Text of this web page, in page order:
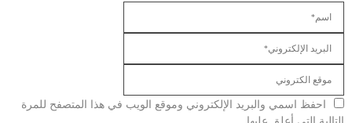
احفظ اسمي والبريد الإلكتروني وموقع الويب في هذا المتصفح للمرة
التالية التي أعلق عليها.